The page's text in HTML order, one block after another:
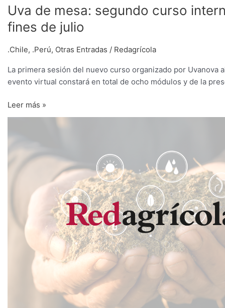
Uva de mesa: segundo curso
fines de julio
.Chile, .Perú, Otras Entradas / Redagrícola
La primera sesión del nuevo curso organizado por Uvanova
evento virtual constará en total de ocho módulos y de la
Leer más »
evaluación
efectos
daños